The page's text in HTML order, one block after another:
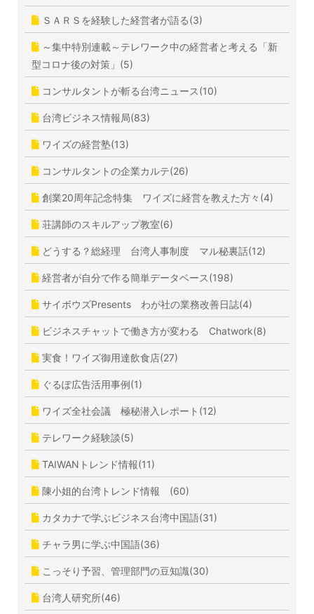
ＳＡＲＳを経験した経営者が語る(3)
～集中特別連載～テレワーク中の経営者と考える「新
型コロナ後の対策」(5)
コンサルタントが斬る台湾ニュース(10)
台湾ビジネス情報局(83)
ワイズの経営塾(13)
コンサルタントの企業カルテ(26)
創業20周年記念特集 ワイズに経営を教えた方々(4)
荘講師のスキルアップ教室(6)
どうする？総経理 台湾人事制度 マル秘裏話(12)
経営者が自分で作る簡単データベース(198)
サイボウズPresents わが社の業務改善日誌(4)
ビジネスチャットで働き方が変わる Chatwork(8)
実食！ワイズ御用達飲食店(27)
ぐるぽ広告活用事例(1)
ワイズ全社会議 極秘潜入レポート(12)
テレワーク経験談(5)
TAIWANトレンド情報(11)
陳小姐的台湾トレンド情報 (60)
カタカナで学ぶビジネス台湾中国語(31)
チャラ男に学ぶ中国語(36)
こっそり予習、管理部門の豆知識(30)
台湾人研究所(46)